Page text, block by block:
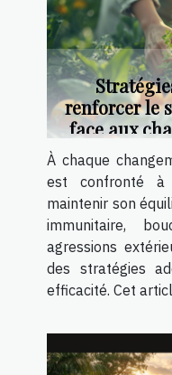
renforcer le
face aux
À chaque
est confronté à
maintenir son
immunitaire,
agressions
des stratégies
efficacité. Cet